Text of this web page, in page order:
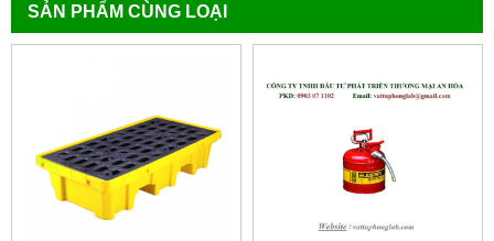
SẢN PHẨM CÙNG LOẠI